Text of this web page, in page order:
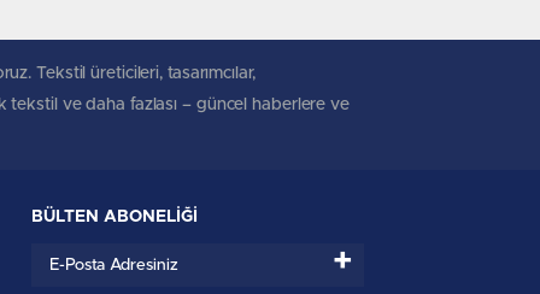
Tekstil üreticileri, tasarımcılar,
tekstil ve daha fazlası – güncel haberlere ve
BÜLTEN ABONELİĞİ
+